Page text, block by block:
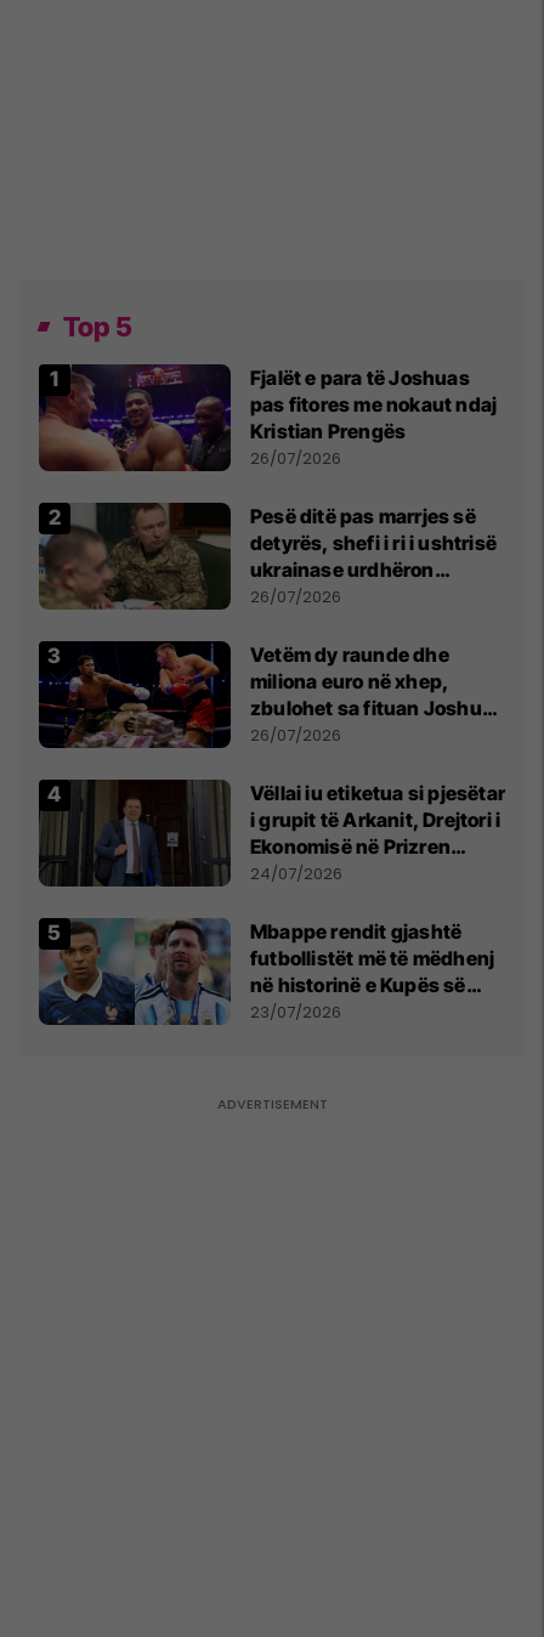
Top 5
Fjalët e para të Joshuas
pas fitores me nokaut ndaj
Kristian Prengës
26/07/2026
Pesë ditë pas marrjes së
detyrës, shefi i ri i ushtrisë
ukrainase urdhëron
kontroll të madh
26/07/2026
Vetëm dy raunde dhe
miliona euro në xhep,
zbulohet sa fituan Joshua
e Prenga
26/07/2026
Vëllai iu etiketua si pjesëtar
i grupit të Arkanit, Drejtori i
Ekonomisë në Prizren
mohon pretendimet
24/07/2026
Mbappe rendit gjashtë
futbollistët më të mëdhenj
në historinë e Kupës së
Botës, Messi mbetet i dyti
23/07/2026